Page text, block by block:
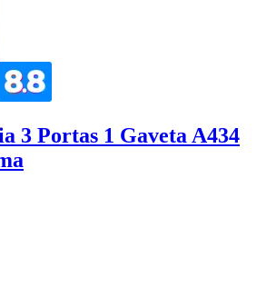
3 Portas 1 Gaveta A434